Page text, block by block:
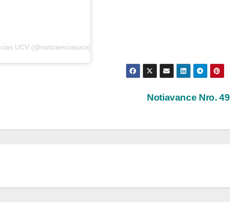
UCV (@noticienciasucv)
Notiavance Nro. 49